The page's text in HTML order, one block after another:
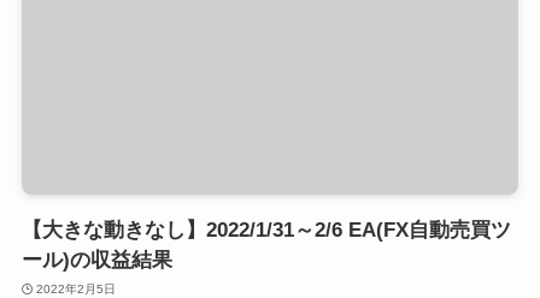
【大きな動きなし】2022/1/31～2/6 EA(FX自動売買ツ
ール)の収益結果
2022年2月5日